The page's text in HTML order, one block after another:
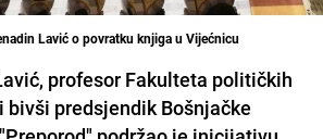
Lavić o povratku knjiga u Vijećnicu
profesor Fakulteta političkih
bivši predsjendik Bošnjačke